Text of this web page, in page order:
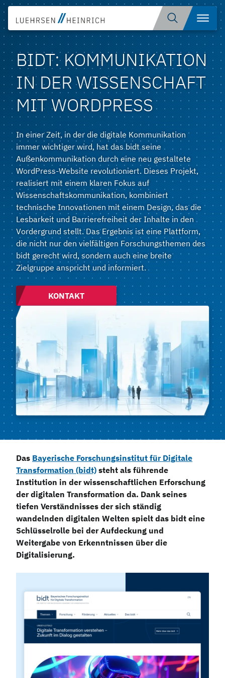
Zum
Inhalt
springen
Suche
öffnen
Menü
BIDT: KOMMUNIKATION
IN DER WISSENSCHAFT
MIT WORDPRESS
In einer Zeit, in der die digitale Kommunikation
immer wichtiger wird, hat das bidt seine
Außenkommunikation durch eine neu gestaltete
WordPress-Website revolutioniert. Dieses Projekt,
realisiert mit einem klaren Fokus auf
Wissenschaftskommunikation, kombiniert
technische Innovationen mit einem Design, das die
Lesbarkeit und Barrierefreiheit der Inhalte in den
Vordergrund stellt. Das Ergebnis ist eine Plattform,
die nicht nur den vielfältigen Forschungsthemen des
bidt gerecht wird, sondern auch eine breite
Zielgruppe anspricht und informiert.
KONTAKT
Das Bayerische Forschungsinstitut für Digitale
Transformation (bidt) steht als führende
Institution in der wissenschaftlichen Erforschung
der digitalen Transformation da. Dank seines
tiefen Verständnisses der sich ständig
wandelnden digitalen Welten spielt das bidt eine
Schlüsselrolle bei der Aufdeckung und
Weitergabe von Erkenntnissen über die
Digitalisierung.